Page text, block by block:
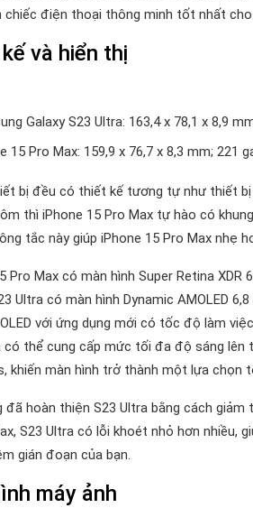
chiếc điện thoại thông minh tốt nhất cho
và hiển thị
Galaxy S23 Ultra: 163,4 x 78,1 x 8,9
15 Pro Max: 159,9 x 76,7 x 8,3 mm; 221
bị đều có thiết kế tương tự như thiết
thì iPhone 15 Pro Max tự hào có
tắc này giúp iPhone 15 Pro Max nhẹ
Pro Max có màn hình Super Retina
Ultra có màn hình Dynamic AMOLED
với ứng dụng mới có tốc độ làm
có thể cung cấp mức tối đa độ sáng lên
khiến màn hình trở thành một lựa chọn
đã hoàn thiện S23 Ultra bằng cách
S23 Ultra có lỗi khoét nhỏ hơn nhiều,
gián đoạn của bạn.
máy ảnh